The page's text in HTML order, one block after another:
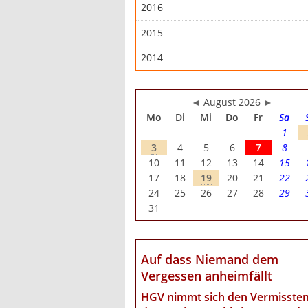
2016
2015
2014
◄ August 2026 ►
Mo
Di Mi Do Fr Sa
1
3
4 5 6 7 8
10
11 12 13 14 15
17
18 19 20 21 22
24
25 26 27 28 29
31
Auf dass Niemand dem
Vergessen anheimfällt
HGV nimmt sich den Vermissten